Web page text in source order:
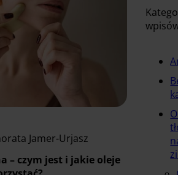
Jamer-Urjasz
– czym jest i jakie oleje